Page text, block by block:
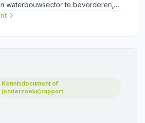
waterbouwsector te bevorderen,
punten infrastructuur en water.
relevante producten zijn terug te
Kennisdocument of
(onderzoeks)rapport